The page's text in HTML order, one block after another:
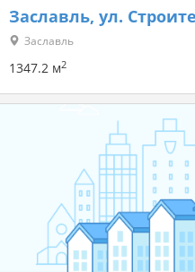
Заславль, ул.
Заславль
1347.2 м2